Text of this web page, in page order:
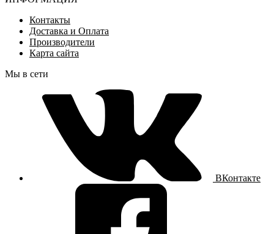
Контакты
Доставка и Оплата
Производители
Карта сайта
Мы в сети
ВКонтакте